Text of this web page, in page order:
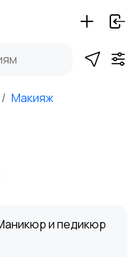
Макияж
и педикюр